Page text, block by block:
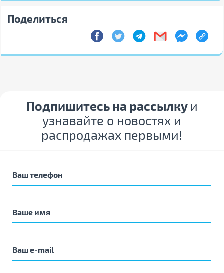
Поделиться
Подпишитесь на рассылку и
узнавайте о новостях и
распродажах первыми!